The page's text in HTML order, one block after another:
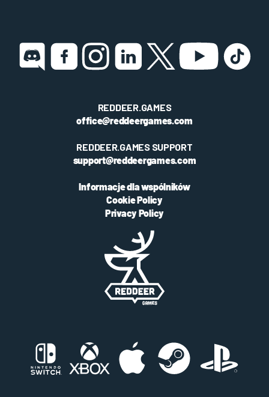
REDDEER.GAMES
office@reddeergames.com
REDDEER.GAMES SUPPORT
support@reddeergames.com
Informacje dla wspólników
Cookie Policy
Privacy Policy